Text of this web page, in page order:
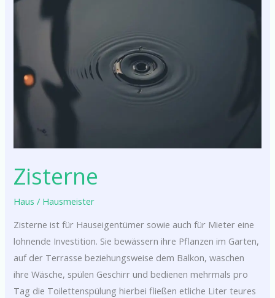
Zisterne
Haus / Hausmeister
Zisterne ist für Hauseigentümer sowie auch für Mieter eine
lohnende Investition. Sie bewässern ihre Pflanzen im Garten,
auf der Terrasse beziehungsweise dem Balkon, waschen
ihre Wäsche, spülen Geschirr und bedienen mehrmals pro
Tag die Toilettenspülung hierbei fließen etliche Liter teures